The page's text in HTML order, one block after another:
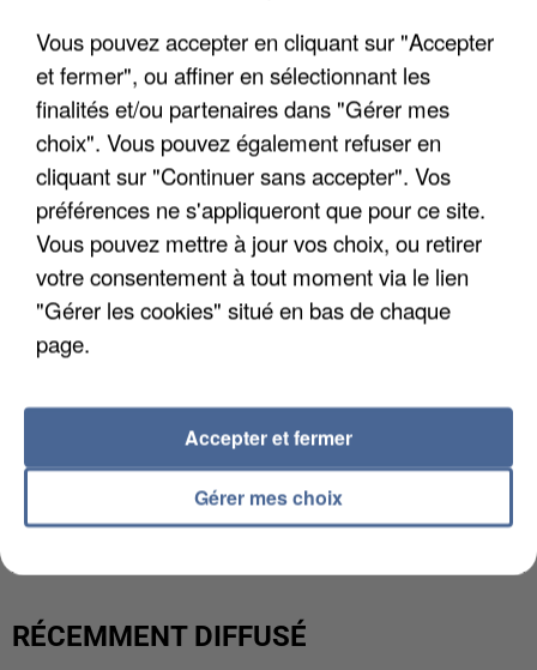
INTERPELLÉ EN ALGÉRIE
COULÉE DE BOUE EN HAUTE-SAVOIE
RÉCEMMENT DIFFUSÉ
Vous pouvez accepter en cliquant sur "Accepter
et fermer", ou affiner en sélectionnant les
finalités et/ou partenaires dans "Gérer mes
choix". Vous pouvez également refuser en
cliquant sur "Continuer sans accepter". Vos
préférences ne s'appliqueront que pour ce site.
Vous pouvez mettre à jour vos choix, ou retirer
votre consentement à tout moment via le lien
"Gérer les cookies" situé en bas de chaque
page.
Gérer mes choix
Accepter et fermer